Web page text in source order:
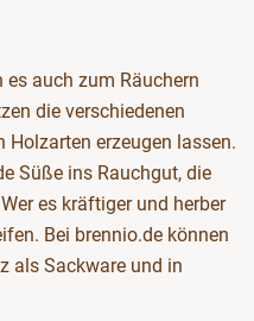
auch zum Räuchern
die verschiedenen
erzeugen lassen.
Süße ins Rauchgut, die
es kräftiger und herber
Bei brennio.de können
als Sackware und in